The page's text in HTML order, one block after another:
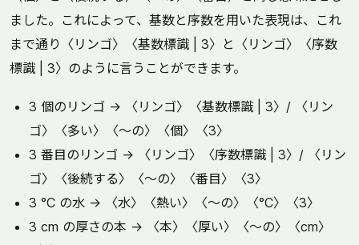
ました。これによって、基数と序数を用いた表現は、これ
まで通り〈リンゴ〉〈基数標識 | 3〉と〈リンゴ〉〈序数
標識 | 3〉のように言うことができます。
3 個のリンゴ → 〈リンゴ〉〈基数標識 | 3〉/ 〈リン
ゴ〉〈多い〉〈～の〉〈個〉〈3〉
3 番目のリンゴ → 〈リンゴ〉〈序数標識 | 3〉/ 〈リン
ゴ〉〈後続する〉〈～の〉〈番目〉〈3〉
3 °C の水 → 〈水〉〈熱い〉〈～の〉〈°C〉〈3〉
3 cm の厚さの本 → 〈本〉〈厚い〉〈～の〉〈cm〉